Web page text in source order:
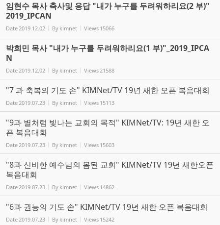
임현수 목사 축사및 응답 "내가 누구를 두려워하리요(2 부)"
2019_IPCAN
Date2019.12.02 By kimnet Views 15066
박희민 목사 "내가 누구를 두려워하리요(1 부)"_2019_IPCA
N
Date2019.12.02 By kimnet Views21588
"7 과 축복의 기도 손" KIMNet/TV 19년 새한 오픈 복음대회
Date2019.07.23 By kimnet Views 15113
"9과 별처럼 빛나는 교회의 목적" KIMNet/TV: 19년 새한 오
픈 복음대회
Date2019.07.23 By kimnet Views 15603
"8과 신비한 예수님의 몸된 교회" KIMNet/TV 19년 새한오픈
복음대회
Date2019.07.23 By kimnet Views 14862
"6과 권능의 기도 손" KIMNet/TV 19년 새한 오픈 복음대회
Date2019.07.23 By kimnet Views 15242